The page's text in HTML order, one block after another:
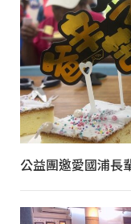
公益團邀愛國浦長